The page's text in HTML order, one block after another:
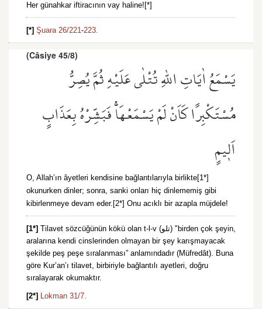
Her günahkar iftiracının vay haline![*]
[*] Şuara 26/221-223.
(Câsiye 45/8)
يَسْمَعُ اٰيَاتِ اللّٰهِ تُتْلٰى عَلَيْهِ ثُمَّ يُصِرُّ
مُسْتَكْبِرًا كَاَنْ لَمْ يَسْمَعْهَاۚ فَبَشِّرْهُ بِعَذَابٍ
اَل۪يمٍ
O, Allah’ın âyetleri kendisine bağlantılarıyla birlikte[1*]
okunurken dinler; sonra, sanki onları hiç dinlememiş gibi
kibirlenmeye devam eder.[2*] Onu acıklı bir azapla müjdele!
[1*] Tilavet sözcüğünün kökü olan t-l-v (تلو) "birden çok şeyin,
aralarına kendi cinslerinden olmayan bir şey karışmayacak
şekilde peş peşe sıralanması” anlamındadır (Müfredât). Buna
göre Kur’an’ı tilavet, birbiriyle bağlantılı ayetleri, doğru
sıralayarak okumaktır.
[2*] Lokman 31/7.